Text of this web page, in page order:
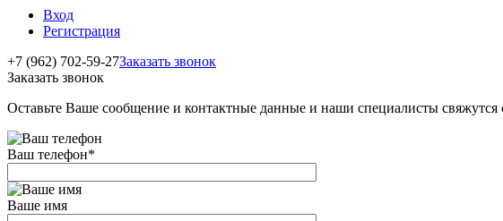
Вход
Регистрация
+7 (962) 702-59-27Заказать звонок
Заказать звонок
Оставьте Ваше сообщение и контактные данные и наши специалисты
Ваш телефон*
Ваше имя